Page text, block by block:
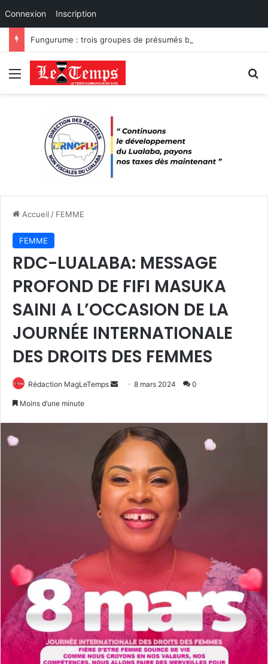
Connexion Inscription
Menu
Accueil / FEMME
FEMME
RDC-LUALABA: MESSAGE
PROFOND DE FIFI MASUKA
SAINI A L’OCCASION DE LA
JOURNÉE INTERNATIONALE
DES DROITS DES FEMMES
Rédaction MagLeTemps
Envoyer8 mars 2024 0
Moins d’une minute